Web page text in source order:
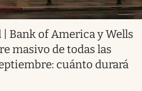
Bank of America y Wells
masivo de todas las
cuánto durará